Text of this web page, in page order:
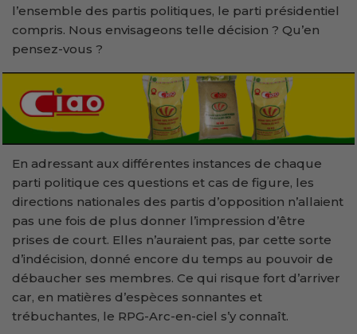
l’ensemble des partis politiques, le parti présidentiel
compris. Nous envisageons telle décision ? Qu’en
pensez-vous ?
En adressant aux différentes instances de chaque
parti politique ces questions et cas de figure, les
directions nationales des partis d’opposition n’allaient
pas une fois de plus donner l’impression d’être
prises de court. Elles n’auraient pas, par cette sorte
d’indécision, donné encore du temps au pouvoir de
débaucher ses membres. Ce qui risque fort d’arriver
car, en matières d’espèces sonnantes et
trébuchantes, le RPG-Arc-en-ciel s’y connaît.